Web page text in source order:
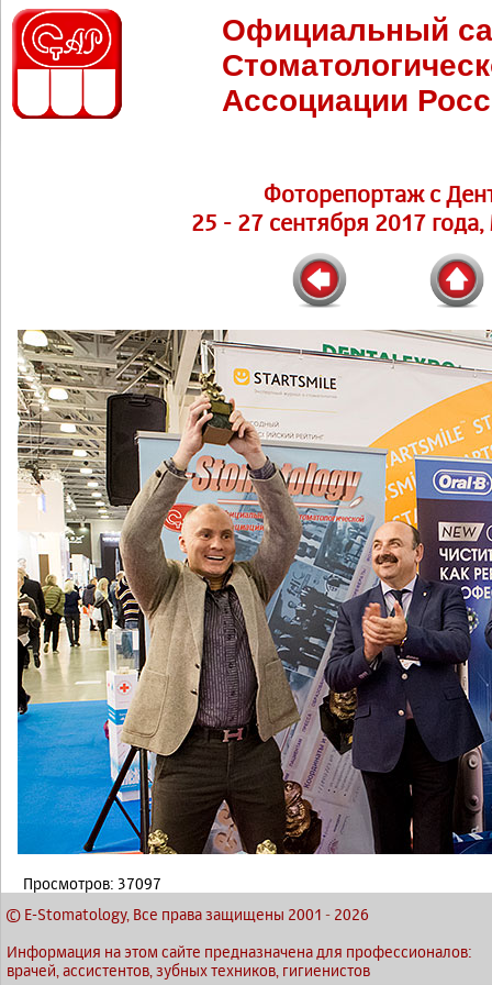
Официальный
Ассоциации
Фоторепортаж с
25 - 27 сентября 2017
Просмотров: 37097
© E-Stomatology, Все права защищены 2001 - 2026
Информация на этом сайте предназначена для профессионалов:
врачей, ассистентов, зубных техников, гигиенистов